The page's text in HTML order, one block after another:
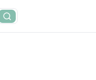
Suche